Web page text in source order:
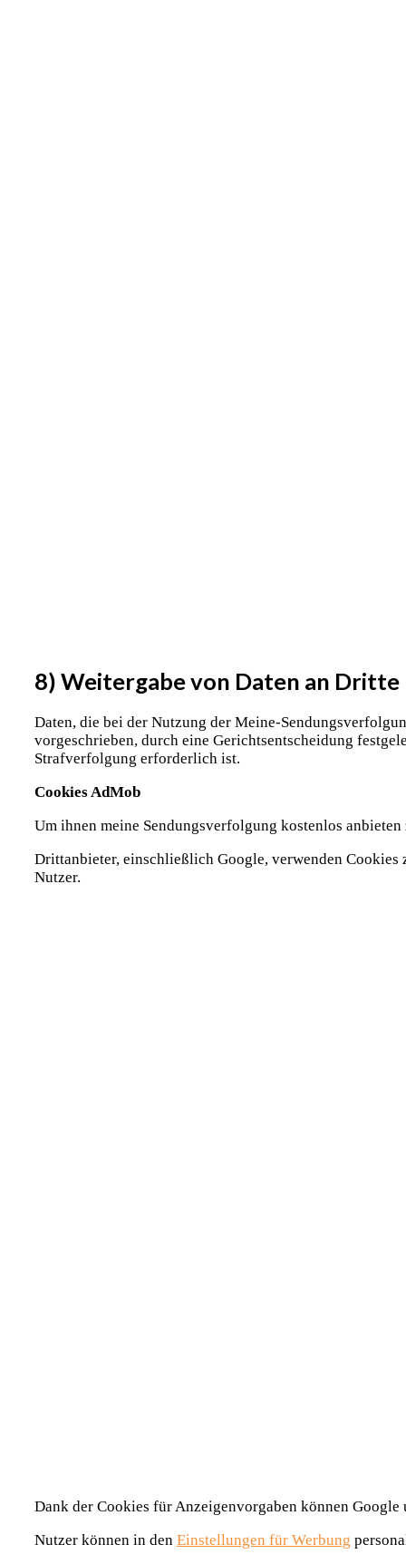
8) Weitergabe von Daten an Dritte
Daten, die bei der Nutzung der Meine-
vorgeschrieben, durch eine Gerichtsentscheidung
Strafverfolgung erforderlich ist.
Cookies AdMob
Um ihnen meine Sendungsverfolgung kostenlos
Drittanbieter, einschließlich Google, verwenden
Nutzer.
Dank der Cookies für Anzeigenvorgaben können
Nutzer können in den Einstellungen für Werbung